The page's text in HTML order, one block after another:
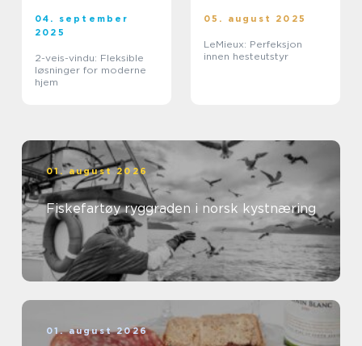
04. september
2025
2-veis-vindu: Fleksible
løsninger for moderne
hjem
05. august 2025
LeMieux: Perfeksjon
innen hesteutstyr
01. august 2026
Fiskefartøy ryggraden i norsk kystnæring
01. august 2026